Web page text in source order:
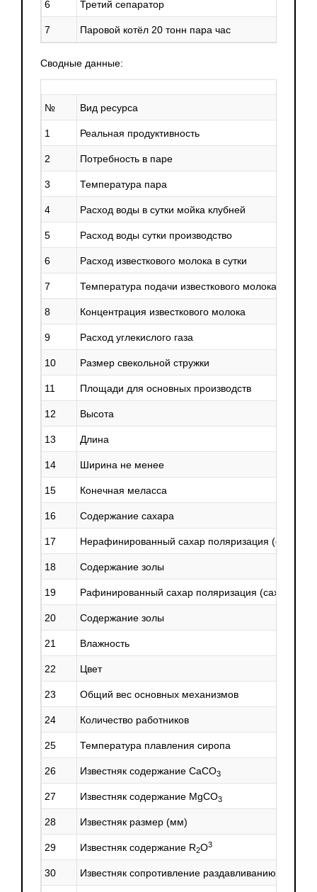
6 Третий сепаратор
7 Паровой котёл 20 тонн пара час
Сводные данные:
№ Вид ресурса
1 Реальная продуктивность
2 Потребность в паре
3 Температура пара
4 Расход воды в сутки мойка клубней
5 Расход воды сутки производство
6 Расход известкового молока в сутки
7 Температура подачи известкового молока
8 Концентрация известкового молока
9 Расход углекислого газа
10 Размер свекольной стружки
11 Площади для основных производств
12 Высота
13 Длина
14 Ширина не менее
15 Конечная меласса
16 Содержание сахара
17 Нерафинированный сахар поляризация
18 Содержание золы
19 Рафинированный сахар поляризация
20 Содержание золы
21 Влажность
22 Цвет
23 Общий вес основных механизмов
24 Количество работников
25 Температура плавления сиропа
26 Известняк содержание CaCO3
27 Известняк содержание MgCO3
28 Известняк размер (мм)
29 Известняк содержание R2O3
30 Известняк сопротивление раздавливанию